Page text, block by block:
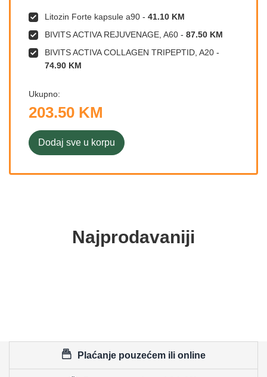
Litozin Forte kapsule a90 - 41.10 KM
BIVITS ACTIVA REJUVENAGE, A60 - 87.50 KM
BIVITS ACTIVA COLLAGEN TRIPEPTID, A20 -
74.90 KM
Ukupno:
203.50 KM
Dodaj sve u korpu
Najprodavaniji
Plaćanje pouzećem ili online